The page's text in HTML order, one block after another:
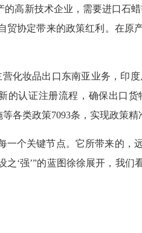
新技术企业，需要进口石
协定带来的政策红利。在原
妆品出口东南亚业务，印度
认证注册流程，确保出口
各类政策7093条，实现政策精
关键节点。它所带来的，
‘强’”的蓝图徐徐展开，我